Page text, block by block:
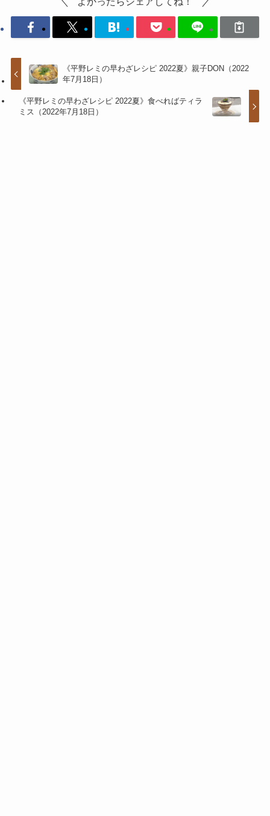
《平野レミの早わざレシピ 2022夏》親子DON（2022
年7月18日）
《平野レミの早わざレシピ 2022夏》食べればティラ
ミス（2022年7月18日）